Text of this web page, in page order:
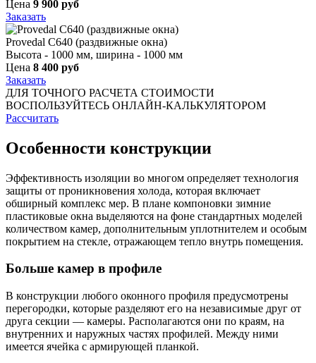
Цена 9 900 руб
Заказать
Provedal С640 (раздвижные окна)
Высота - 1000 мм, ширина - 1000 мм
Цена 8 400 руб
Заказать
ДЛЯ ТОЧНОГО РАСЧЕТА СТОИМОСТИ
ВОСПОЛЬЗУЙТЕСЬ ОНЛАЙН-КАЛЬКУЛЯТОРОМ
Рассчитать
Особенности конструкции
Эффективность изоляции во многом определяет технология
защиты от проникновения холода, которая включает
обширный комплекс мер. В плане компоновки зимние
пластиковые окна выделяются на фоне стандартных моделей
количеством камер, дополнительным уплотнителем и особым
покрытием на стекле, отражающем тепло внутрь помещения.
Больше камер в профиле
В конструкции любого оконного профиля предусмотрены
перегородки, которые разделяют его на независимые друг от
друга секции — камеры. Располагаются они по краям, на
внутренних и наружных частях профилей. Между ними
имеется ячейка с армирующей планкой.